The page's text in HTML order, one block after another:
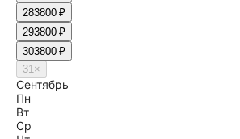
283800 ₽
293800 ₽
303800 ₽
31×
Сентябрь
Пн
Вт
Ср